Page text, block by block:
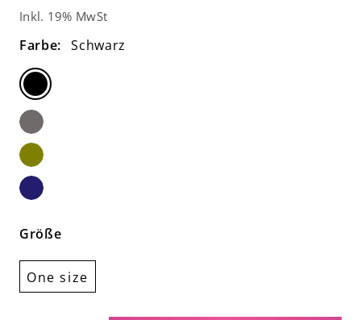
Inkl. 19% MwSt
Farbe: Schwarz
Schwarz
Dunkelgrau
olive
grun
Größe
One size